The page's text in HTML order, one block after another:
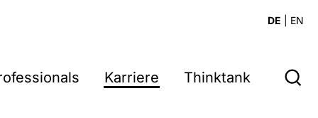
DE EN
Karriere Thinktank